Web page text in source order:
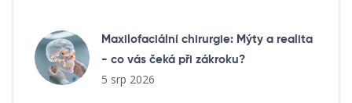
Maxilofaciální chirurgie: Mýty a realita
- co vás čeká při zákroku?
5 srp 2026